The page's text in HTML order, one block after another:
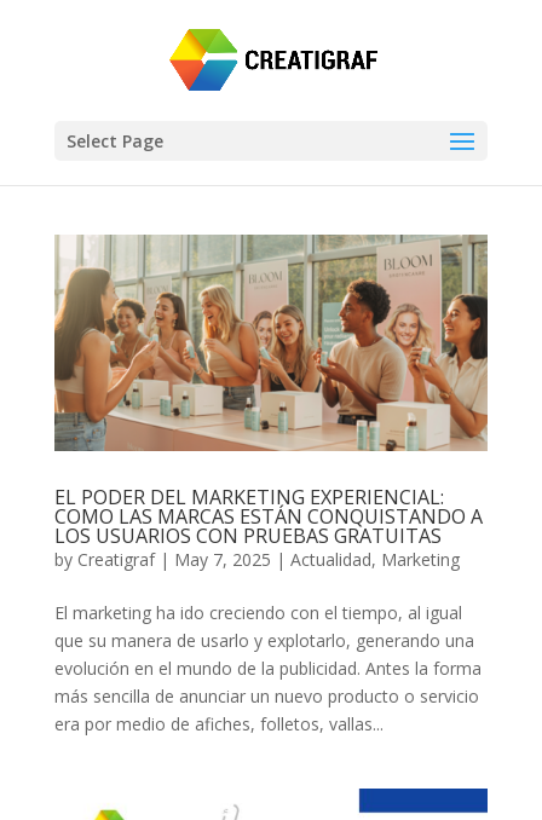
Select Page
EL PODER DEL MARKETING EXPERIENCIAL:
COMO LAS MARCAS ESTÁN CONQUISTANDO A
LOS USUARIOS CON PRUEBAS GRATUITAS
by Creatigraf| May 7, 2025 | Actualidad, Marketing
El marketing ha ido creciendo con el tiempo, al igual
que su manera de usarlo y explotarlo, generando una
evolución en el mundo de la publicidad. Antes la forma
más sencilla de anunciar un nuevo producto o servicio
era por medio de afiches, folletos, vallas...